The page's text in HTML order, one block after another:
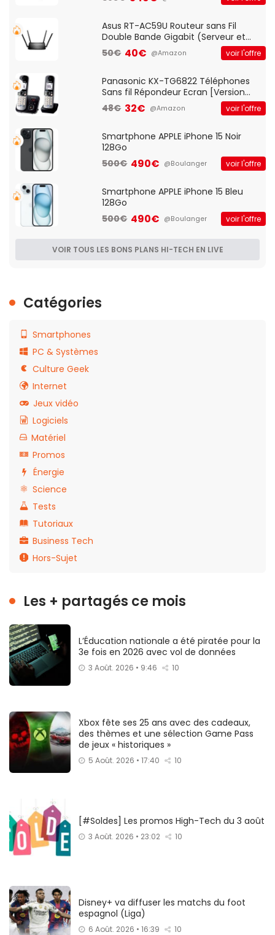
pre-ampli intégré et port USB
Asus RT-AC59U Routeur sans Fil
Double Bande Gigabit (Serveur et
Client VPN, Triple Vlan, Mode Point
d'accès et Bridge, contrôle Parental,
50€ 40€ @Amazon voir l'offre
Panasonic KX-TG6822 Téléphones
Sans fil Répondeur Ecran [Version
Française]
48€ 32€ @Amazon voir l'offre
Smartphone APPLE iPhone 15 Noir
128Go
500€ 490€ @Boulanger voir l'offre
Smartphone APPLE iPhone 15 Bleu
128Go
500€ 490€ @Boulanger voir l'offre
VOIR TOUS LES BONS PLANS HI-TECH EN LIVE
Catégories
Smartphones
PC & Systèmes
Culture Geek
Internet
Jeux vidéo
Logiciels
Matériel
Promos
Énergie
Science
Tests
Tutoriaux
Business Tech
Hors-Sujet
Les + partagés ce mois
L’Éducation nationale a été piratée pour la
3e fois en 2026 avec vol de données
3 Août. 2026 • 9:46 10
Xbox fête ses 25 ans avec des cadeaux,
des thèmes et une sélection Game Pass
de jeux « historiques »
5 Août. 2026 • 17:40 10
[#Soldes] Les promos High-Tech du 3 août
3 Août. 2026 • 23:02 10
Disney+ va diffuser les matchs du foot
espagnol (Liga)
6 Août. 2026 • 16:39 10